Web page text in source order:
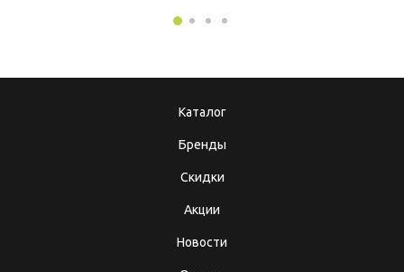
Каталог
Бренды
Скидки
Акции
Новости